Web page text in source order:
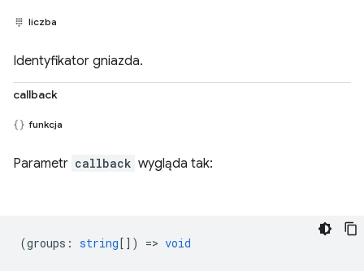
liczba
Identyfikator gniazda.
callback
funkcja
Parametr callback wygląda tak:
(groups : string[]) => void